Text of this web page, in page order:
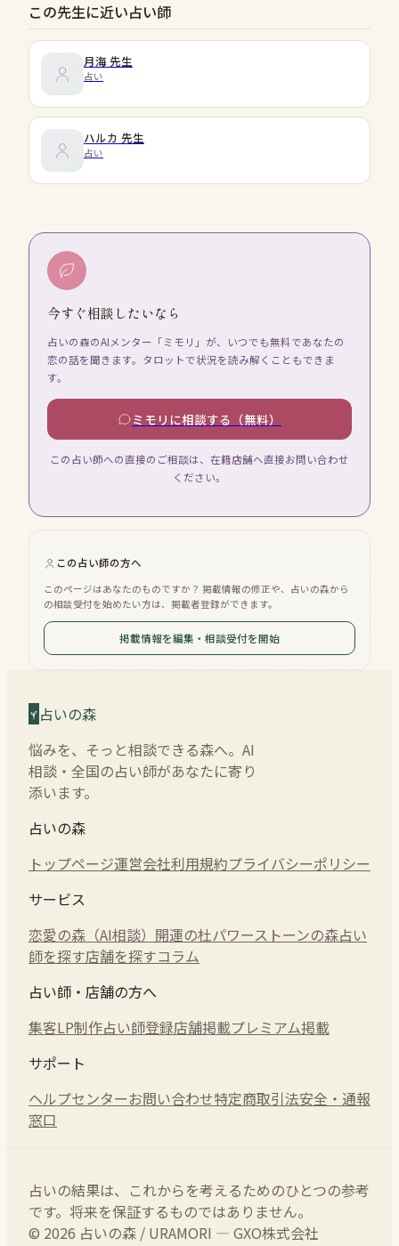
この先生に近い占い師
月海 先生
占い
ハルカ 先生
占い
今すぐ相談したいなら
占いの森のAIメンター「ミモリ」が、いつでも無料であなたの
恋の話を聞きます。タロットで状況を読み解くこともできま
す。
ミモリに相談する（無料）
この占い師への直接のご相談は、在籍店舗へ直接お問い合わせ
ください。
この占い師の方へ
このページはあなたのものですか？ 掲載情報の修正や、占いの森から
の相談受付を始めたい方は、掲載者登録ができます。
掲載情報を編集・相談受付を開始
占いの森
悩みを、そっと相談できる森へ。AI
相談・全国の占い師があなたに寄り
添います。
占いの森
トップページ運営会社利用規約プライバシーポリシー
サービス
恋愛の森（AI相談） 開運の杜パワーストーンの森占い
師を探す店舗を探すコラム
占い師・店舗の方へ
集客LP制作占い師登録店舗掲載プレミアム掲載
サポート
ヘルプセンターお問い合わせ特定商取引法安全・通報
窓口
占いの結果は、これからを考えるためのひとつの参考
です。将来を保証するものではありません。
© 2026 占いの森 / URAMORI — GXO株式会社